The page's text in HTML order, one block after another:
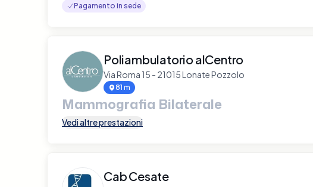
Pagamento in sede
Poliambulatorio alCentro
Via Roma 15 - 21015 Lonate Pozzolo
81 m
Mammografia Bilaterale
Vedi altre prestazioni
Cab Cesate